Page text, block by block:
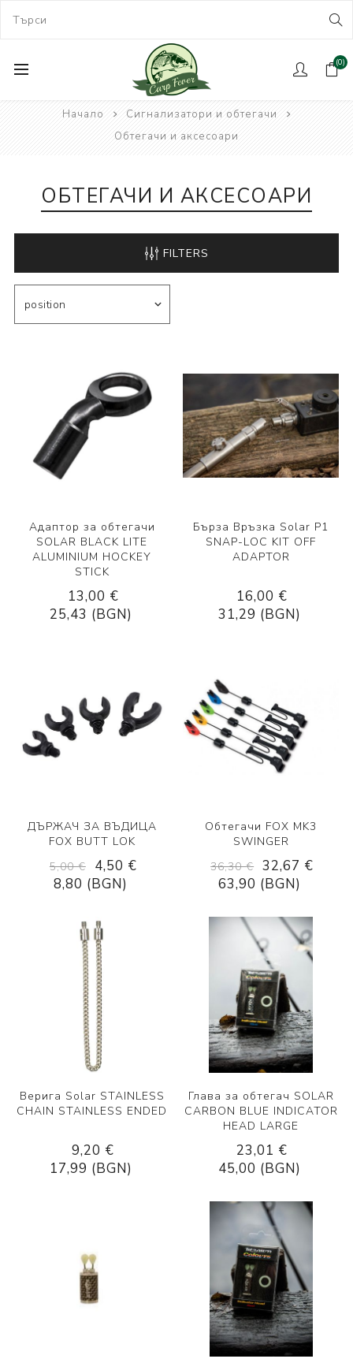
(0)
Начало
Сигнализатори и обтегачи
Обтегачи и аксесоари
ОБТЕГАЧИ И АКСЕСОАРИ
FILTERS
Адаптор за обтегачи
SOLAR BLACK LITE
ALUMINIUM HOCKEY
STICK
13,00 €
25,43 (BGN)
Бърза Връзка Solar P1
SNAP-LOC KIT OFF
ADAPTOR
16,00 €
31,29 (BGN)
ДЪРЖАЧ ЗА ВЪДИЦА
FOX BUTT LOK
5,00 €
4,50 €
8,80 (BGN)
Обтегачи FOX MK3
SWINGER
36,30 € 32,67 €
63,90 (BGN)
Верига Solar STAINLESS
CHAIN STAINLESS ENDED
9,20 €
17,99 (BGN)
Глава за обтегач SOLAR
CARBON BLUE INDICATOR
HEAD LARGE
23,01 €
45,00 (BGN)